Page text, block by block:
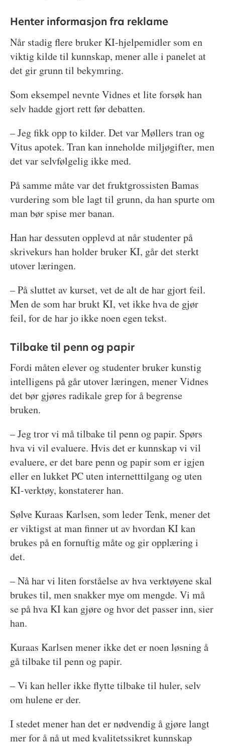
Henter informasjon fra reklame
Når stadig flere bruker KI-hjelpemidler som en
viktig kilde til kunnskap, mener alle i panelet at
det gir grunn til bekymring.
Som eksempel nevnte Vidnes et lite forsøk han
selv hadde gjort rett før debatten.
– Jeg fikk opp to kilder. Det var Møllers tran og
Vitus apotek. Tran kan inneholde miljøgifter, men
det var selvfølgelig ikke med.
På samme måte var det fruktgrossisten Bamas
vurdering som ble lagt til grunn, da han spurte om
man bør spise mer banan.
Han har dessuten opplevd at når studenter på
skrivekurs han holder bruker KI, går det sterkt
utover læringen.
– På sluttet av kurset, vet de alt de har gjort feil.
Men de som har brukt KI, vet ikke hva de gjør
feil, for de har jo ikke noen egen tekst.
Tilbake til penn og papir
Fordi måten elever og studenter bruker kunstig
intelligens på går utover læringen, mener Vidnes
det bør gjøres radikale grep for å begrense
bruken.
– Jeg tror vi må tilbake til penn og papir. Spørs
hva vi vil evaluere. Hvis det er kunnskap vi vil
evaluere, er det bare penn og papir som er igjen
eller en lukket PC uten internetttilgang og uten
KI-verktøy, konstaterer han.
Sølve Kuraas Karlsen, som leder Tenk, mener det
er viktigst at man finner ut av hvordan KI kan
brukes på en fornuftig måte og gir opplæring i
det.
– Nå har vi liten forståelse av hva verktøyene skal
brukes til, men snakker mye om mengde. Vi må
se på hva KI kan gjøre og hvor det passer inn, sier
han.
Kuraas Karlsen mener ikke det er noen løsning å
gå tilbake til penn og papir.
– Vi kan heller ikke flytte tilbake til huler, selv
om hulene er der.
I stedet mener han det er nødvendig å gjøre langt
mer for å nå ut med kvalitetssikret kunnskap